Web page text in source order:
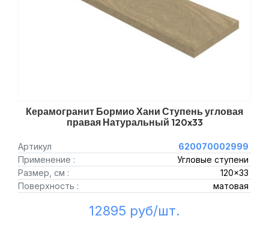
Керамогранит Бормио Хани Ступень угловая
правая Натуральный 120x33
Артикул
620070002999
Применение :
Угловые ступени
Размер, см :
120x33
Поверхность :
матовая
12895 руб/шт.